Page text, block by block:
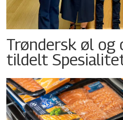
Trøndersk øl og
tildelt